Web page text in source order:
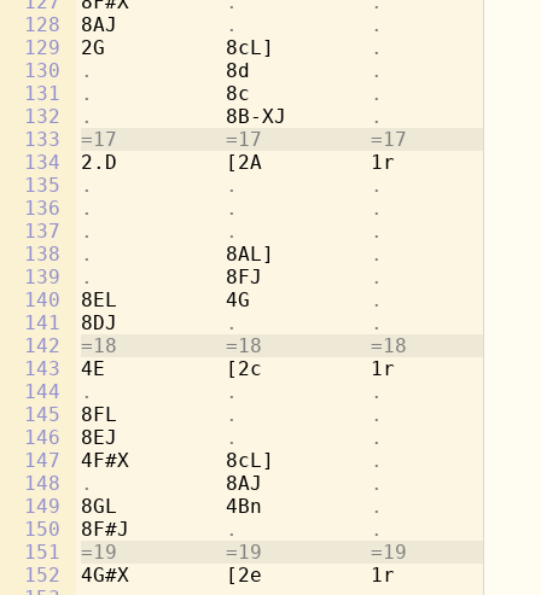
128
129
130
131
132
133
134
135
136
137
138
139
140
141
142
143
144
145
146
147
148
149
150
151
152
8AJ
.           .           .
2G          8cL]
.
. 8d .
. 8c .
. 8B-XJ .
=17         =17         =17
2.D         [2A         1r
.           .           .
.           .           .
.           .           .
. 8AL] .
. 8FJ
.           .
8EL         4G
.           .
8DJ
.           .           .
=18         =18         =18
4E          [2c         1r
.           .           .
8FL
.           .
8EJ
.           .           .
4F#X        8cL]
.
. 8AJ
.           .
8GL         4Bn
.           .
8F#J
.           .           .
=19         =19         =19
4G#X        [2e         1r